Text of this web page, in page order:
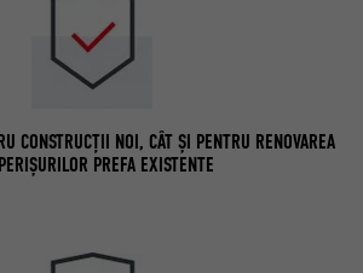
CONSTRUCȚII NOI, CÂT ȘI PENTRU RENOVAREA
PREFA EXISTENTE